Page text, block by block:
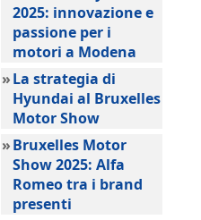
2025: innovazione e
passione per i
motori a Modena
»La strategia di
Hyundai al Bruxelles
Motor Show
»Bruxelles Motor
Show 2025: Alfa
Romeo tra i brand
presenti